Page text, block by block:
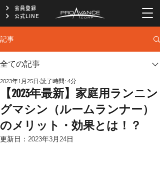
会員登録
公式LINE
記事
全ての記事
【2023年最新】家庭用ランニン
グマシン（ルームランナー）
のメリット・効果とは！？
2023年1月25日 読了時間: 4分
更新日： 2023年3月24日